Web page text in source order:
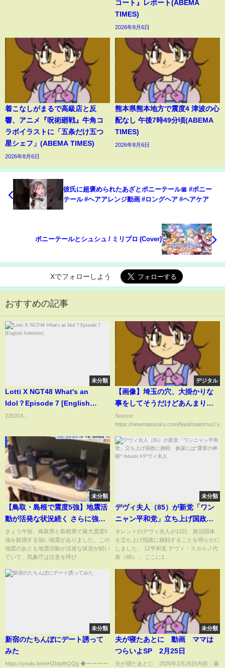
コート』レポート(ABEMA
TIMES)
2026年8月6日
着こなしがまるで高級店と反
響、アニメ『呪術廻戦』牛角コ
ラボイラストに「五条だけ五つ
星シェフ」(ABEMA TIMES)
2026年8月6日
熊本県熊本地方で震度4 津波の心
配なし 午後7時49分頃(ABEMA
TIMES)
2026年8月6日
彼氏に超褒められたあざとポニーテール🎀 #ポニー
テール #ヘアアレンジ動画 #ロングヘア #ヘアケア
ポニーテールとシュシュ / ミリプロ (Cover)
Xでフォローしよう
おすすめの記事
未分類
Lotti X NGT48 What's an
Idol？Episode 7 [English
Subtitles]
220314...
デジタル
【画像】埼玉の穴、大掛かりな
事をしてそうだけどあんまり変
わってない
Source:
https://newmatosoku.com/feed/main/
未分類
【鳥取・島根で震度5強】地震活
動が活発な状況続く さらに強い
揺れ伴う地震発生の可能性も…
気象庁が注意呼びかけ｜
TBS NEWS DIG
きょう午前、鳥取県と島根県で最大震度5
強を観測する強い地震がありました。この
地震のあとも地震活動が活発な状況が続い
ていて、気象庁は注意を呼び...
未分類
デヴィ夫人（85）が新党「ワン
ニャン平和党」立ち上げ国政に
挑戦 参謀には“選挙の神様”
#shorts #デヴィ夫人
タレントのデヴィ夫人が12日、政治団体
を立ち上げ国政に挑戦することを明らかに
しました。 12平和党 デヴィ・スカルノ代
表（85）： ここに1...
未分類
新宿のたちんぼにデート誘って
みた
https://youtu.be/eHZktpfhQQg ◆ーーーー
未分類
夫が寝たあとに 動画 ママは
つらいよSP 2月25日
夫が寝たあとに 2025年2月25日内容：藤